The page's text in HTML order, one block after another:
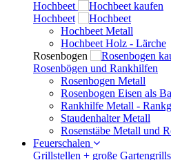
Hochbeet
Hochbeet
Hochbeet Metall
Hochbeet Holz - Lärche
Rosenbogen
Rosenbögen und Rankhilfen
Rosenbogen Metall
Rosenbogen Eisen als
Rankhilfe Metall -
Staudenhalter Metall
Rosenstäbe Metall und
Feuerschalen
Grillstellen + große Gartengrills